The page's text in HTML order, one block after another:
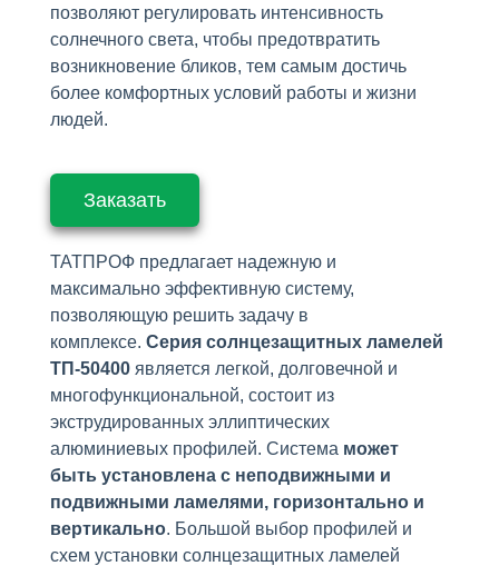
позволяют регулировать интенсивность
солнечного света, чтобы предотвратить
возникновение бликов, тем самым достичь
более комфортных условий работы и жизни
людей.
Заказать
ТАТПРОФ предлагает надежную и
максимально эффективную систему,
позволяющую решить задачу в
комплексе. Серия солнцезащитных ламелей
ТП-50400 является легкой, долговечной и
многофункциональной, состоит из
экструдированных эллиптических
алюминиевых профилей. Система может
быть установлена с неподвижными и
подвижными ламелями, горизонтально и
вертикально. Большой выбор профилей и
схем установки солнцезащитных ламелей